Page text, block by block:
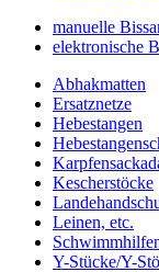
manuelle
elektronische
Abhakmatten
Ersatznetze
Hebestangen
Kescherstöcke
Leinen, etc.
Y-Stücke/Y-